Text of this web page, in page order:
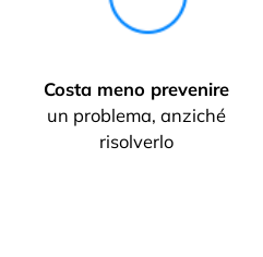
Costa meno prevenire
un problema, anziché
risolverlo